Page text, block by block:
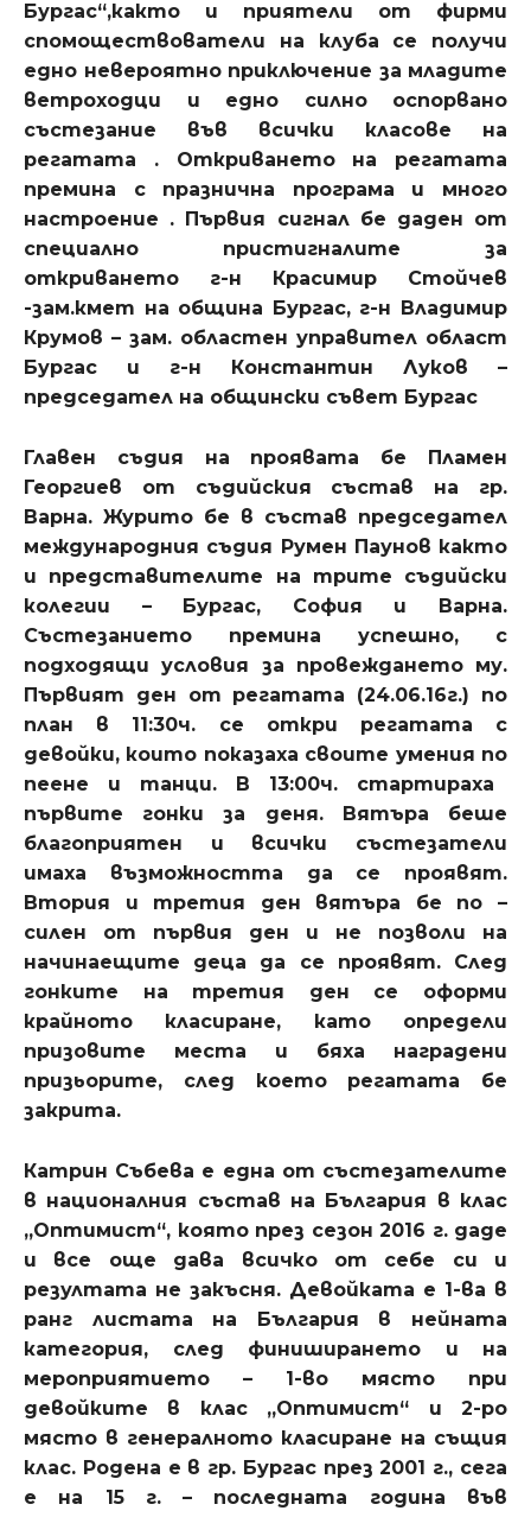
Бургас“,както и приятели от фирми
спомоществователи на клуба се получи
едно невероятно приключение за младите
ветроходци и едно силно оспорвано
състезание във всички класове на
регатата . Откриването на регатата
премина с празнична програма и много
настроение . Първия сигнал бе даден от
специално пристигналите за
откриването г-н Красимир Стойчев
-зам.кмет на община Бургас, г-н Владимир
Крумов – зам. областен управител област
Бургас и г-н Константин Луков –
председател на общински съвет Бургас
Главен съдия на проявата бе Пламен
Георгиев от съдийския състав на гр.
Варна. Журито бе в състав председател
международния съдия Румен Паунов както
и представителите на трите съдийски
колегии – Бургас, София и Варна.
Състезанието премина успешно, с
подходящи условия за провеждането му.
Първият ден от регатата (24.06.16г.) по
план в 11:30ч. се откри регатата с
девойки, които показаха своите умения по
пеене и танци. В 13:00ч. стартираха
първите гонки за деня. Вятъра беше
благоприятен и всички състезатели
имаха възможността да се проявят.
Втория и третия ден вятъра бе по –
силен от първия ден и не позволи на
начинаещите деца да се проявят. След
гонките на третия ден се оформи
крайното класиране, като определи
призовите места и бяха наградени
призьорите, след което регатата бе
закрита.
Катрин Събева е една от състезателите
в националния състав на България в клас
„Оптимист“, която през сезон 2016 г. даде
и все още дава всичко от себе си и
резултата не закъсня. Девойката е 1-ва в
ранг листата на България в нейната
категория, след финиширането и на
мероприятието – 1-во място при
девойките в клас „Оптимист“ и 2-ро
място в генералното класиране на същия
клас. Родена е в гр. Бургас през 2001 г., сега
е на 15 г. – последната година във